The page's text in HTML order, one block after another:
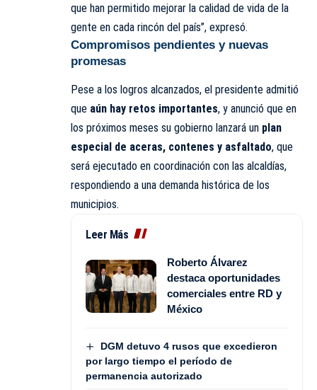
que han permitido mejorar la calidad de vida de la
gente en cada rincón del país”, expresó.
Compromisos pendientes y nuevas
promesas
Pese a los logros alcanzados, el presidente admitió
que aún hay retos importantes, y anunció que en
los próximos meses su gobierno lanzará un plan
especial de aceras, contenes y asfaltado, que
será ejecutado en coordinación con las alcaldías,
respondiendo a una demanda histórica de los
municipios.
Leer Más
Roberto Álvarez
destaca oportunidades
comerciales entre RD y
México
DGM detuvo 4 rusos que excedieron
por largo tiempo el período de
permanencia autorizado